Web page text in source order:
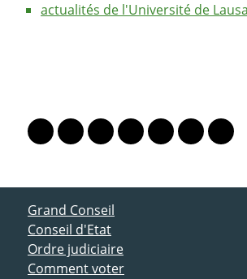
actualités de l'Université de
Lien vers le profil Mastodon
Lien vers le profil Bluesky
Lien vers le profil
Lien vers le profil
Lien vers le
Lien vers
ACCÈS DIRECT
Grand Conseil
Conseil d'Etat
Ordre judiciaire
Comment voter